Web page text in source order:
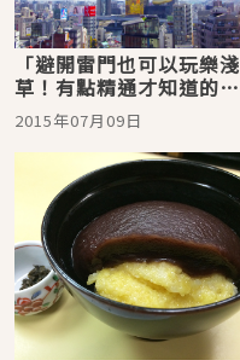
「避開雷門也可以玩樂淺
草！有點精通才知道的散
步行程」
2015年07月09日